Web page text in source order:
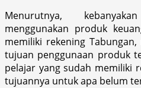
Menurutnya,
menggunakan produk
memiliki rekening
tujuan penggunaan produk
pelajar yang sudah memiliki
tujuannya untuk apa belum